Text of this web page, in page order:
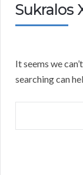
Sukralos
It seems we
searching can